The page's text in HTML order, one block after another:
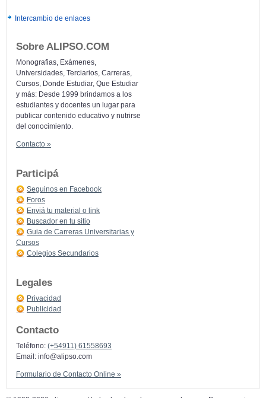
Intercambio de enlaces
Sobre ALIPSO.COM
Monografias, Exámenes,
Universidades, Terciarios, Carreras,
Cursos, Donde Estudiar, Que Estudiar
y más: Desde 1999 brindamos a los
estudiantes y docentes un lugar para
publicar contenido educativo y nutrirse
del conocimiento.
Contacto »
Participá
Seguinos en Facebook
Foros
Enviá tu material o link
Buscador en tu sitio
Guia de Carreras Universitarias y
Cursos
Colegios Secundarios
Legales
Privacidad
Publicidad
Contacto
Teléfono: (+54911) 61558693
Email: info@alipso.com
Formulario de Contacto Online »